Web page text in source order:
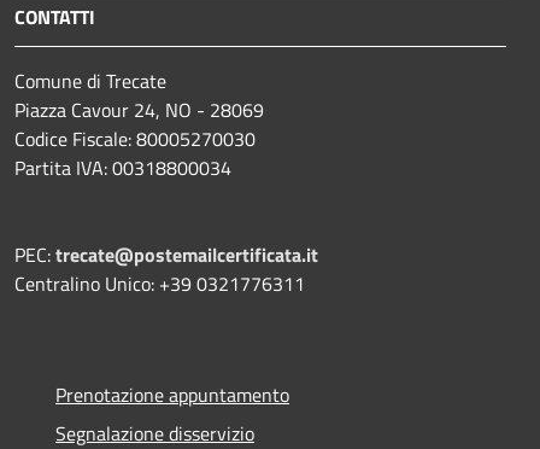
CONTATTI
Comune di Trecate
Piazza Cavour 24, NO - 28069
Codice Fiscale: 80005270030
Partita IVA: 00318800034
PEC:trecate@postemailcertificata.it
Centralino Unico: +39 0321776311
Prenotazione appuntamento
Segnalazione disservizio